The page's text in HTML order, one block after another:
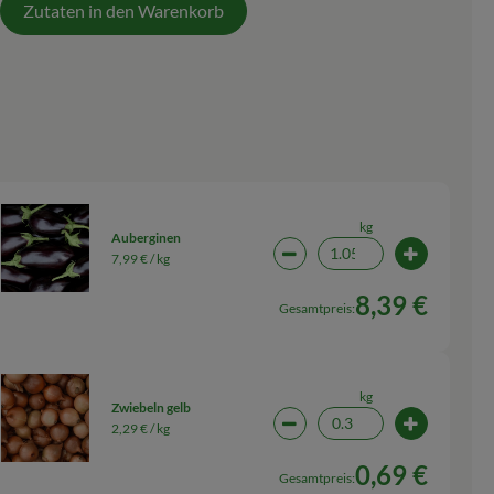
Zutaten in den Warenkorb
ändern
Auberginen
7,99 € /kg
kg
Artikelanzahl verringern
Gesamtpreis:8,39 €
ändern
Zwiebeln gelb
2,29 € /kg
kg
Artikelanzahl verringern
Gesamtpreis:0,69 €